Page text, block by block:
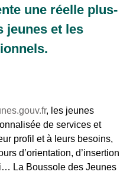
une réelle plus-
jeunes et les
, les jeunes
de services et
profil et à leurs besoins,
d’orientation, d’insertion
La Boussole des Jeunes